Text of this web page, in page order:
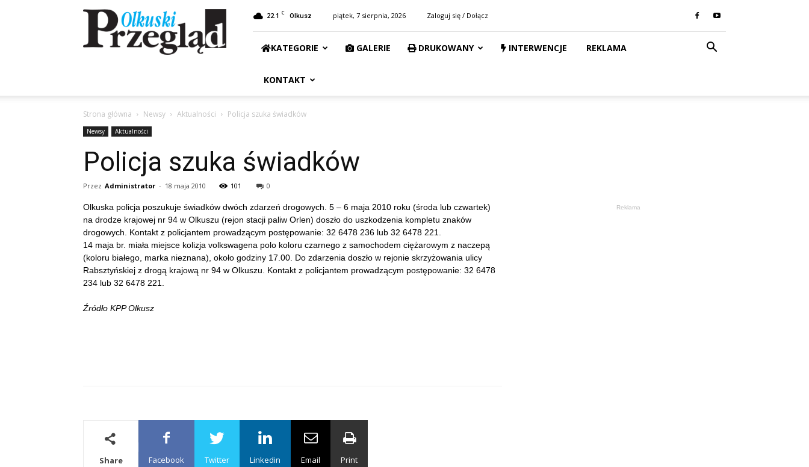
Przegląd
Olkuski
22.1 C Olkusz piątek, 7 sierpnia, 2026 Zaloguj się / Dołącz
KATEGORIE GALERIE DRUKOWANY INTERWENCJE REKLAMA
KONTAKT
Strona główna Newsy Aktualności Policja szuka świadków
Newsy Aktualności
Policja szuka świadków
Przez Administrator - 18 maja 2010 101 0
Olkuska policja poszukuje świadków dwóch zdarzeń drogowych. 5 – 6 maja 2010 roku (środa lub czwartek)
na drodze krajowej nr 94 w Olkuszu (rejon stacji paliw Orlen) doszło do uszkodzenia kompletu znaków
drogowych. Kontakt z policjantem prowadzącym postępowanie: 32 6478 236 lub 32 6478 221.
14 maja br. miała miejsce kolizja volkswagena polo koloru czarnego z samochodem ciężarowym z naczepą
(koloru białego, marka nieznana), około godziny 17.00. Do zdarzenia doszło w rejonie skrzyżowania ulicy
Rabsztyńskiej z drogą krajową nr 94 w Olkuszu. Kontakt z policjantem prowadzącym postępowanie: 32 6478
234 lub 32 6478 221.
Źródło KPP Olkusz
Share Facebook Twitter Linkedin Email Print
Reklama